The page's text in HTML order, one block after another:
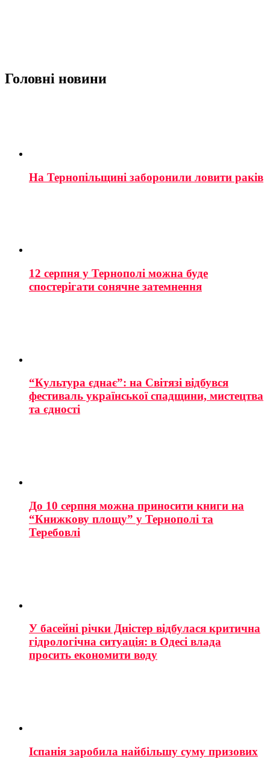
Головні новини
На Тернопільщині заборонили ловити раків
12 серпня у Тернополі можна буде
спостерігати сонячне затемнення
“Культура єднає”: на Світязі відбувся
фестиваль української спадщини, мистецтва
та єдності
До 10 серпня можна приносити книги на
“Книжкову площу” у Тернополі та
Теребовлі
У басейні річки Дністер відбулася критична
гідрологічна ситуація: в Одесі влада
просить економити воду
Іспанія заробила найбільшу суму призових